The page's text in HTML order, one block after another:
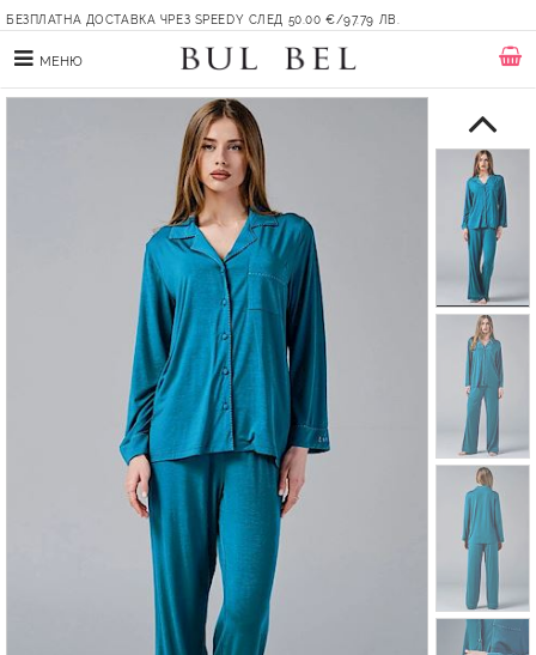
БЕЗПЛАТНА ДОСТАВКА ЧРЕЗ SPEEDY СЛЕД 50.00 €/97.79 ЛВ.
МЕНЮ